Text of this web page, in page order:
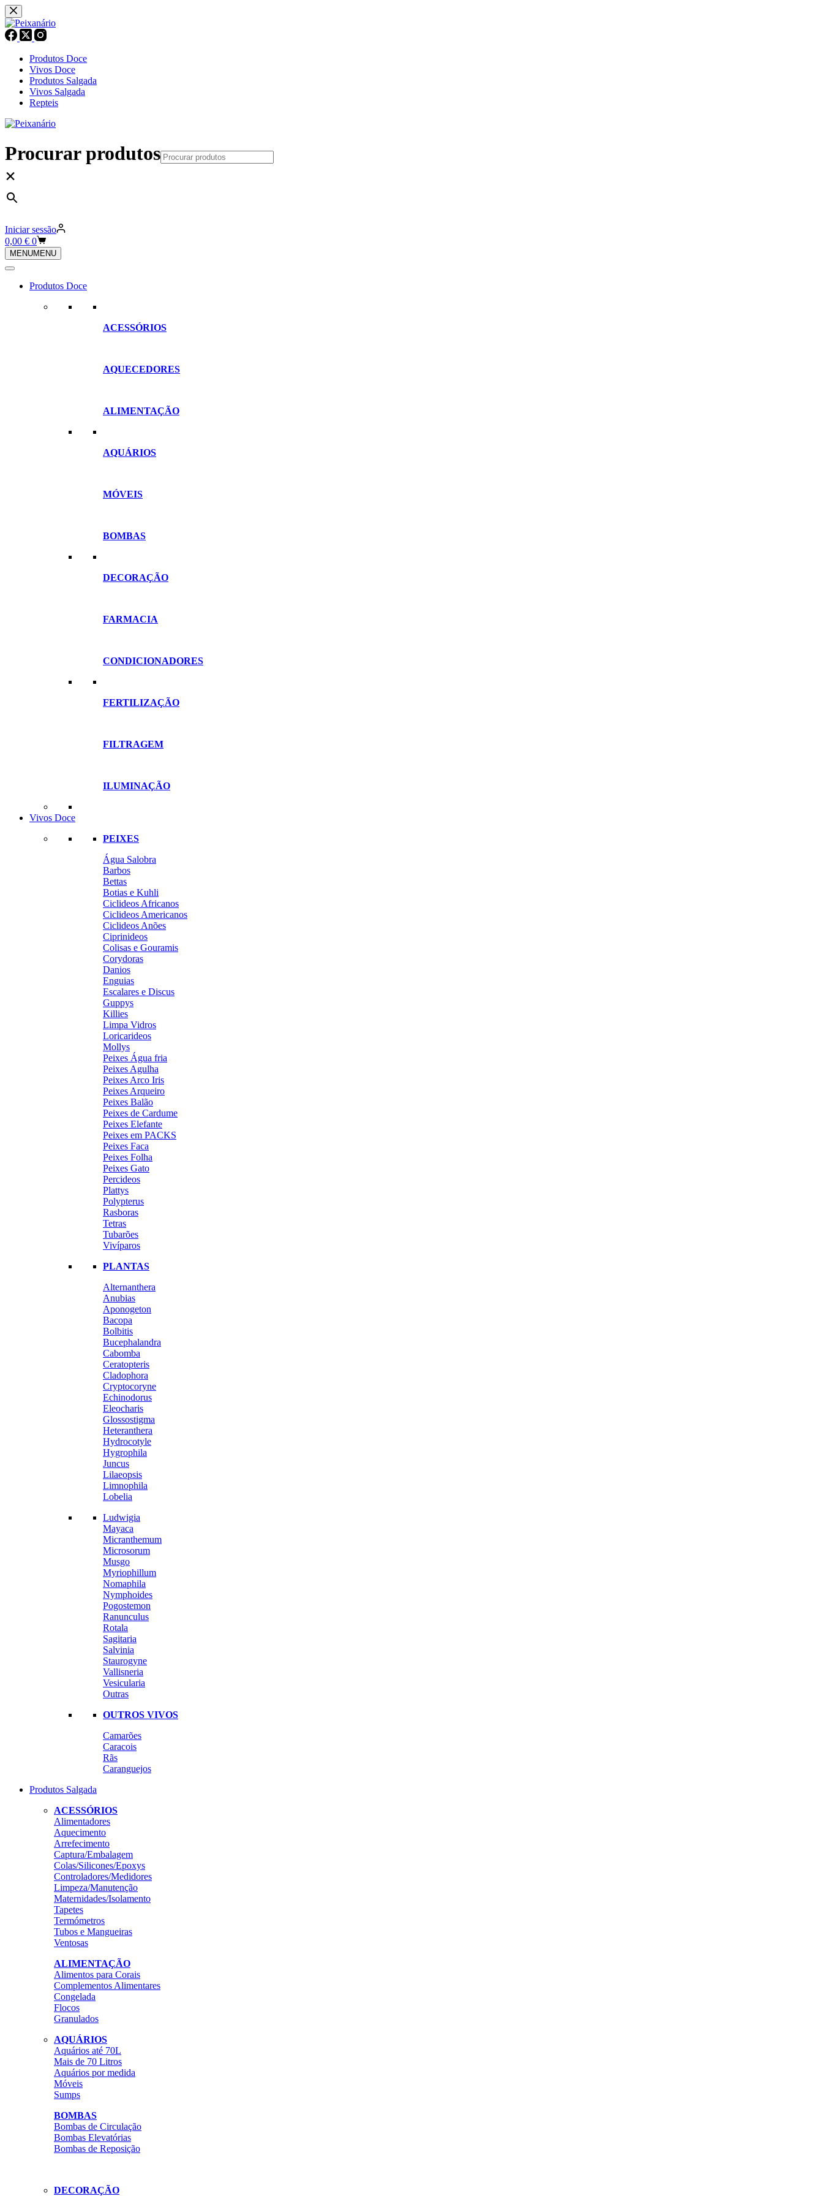
Pular
para
o
conteúdo
Produtos Doce
Vivos Doce
Produtos Salgada
Vivos Salgada
Repteis
Procurar produtos
×
Iniciar sessão
Carrinho
de
compras
0,00 € 0
MENUMENU
Produtos Doce
ACESSÓRIOS
AQUECEDORES
ALIMENTAÇÃO
AQUÁRIOS
MÓVEIS
BOMBAS
DECORAÇÃO
FARMACIA
CONDICIONADORES
FERTILIZAÇÃO
FILTRAGEM
ILUMINAÇÃO
Vivos Doce
PEIXES
Água Salobra
Barbos
Bettas
Botias e Kuhli
Ciclideos Africanos
Ciclideos Americanos
Ciclideos Anões
Ciprinideos
Colisas e Gouramis
Corydoras
Danios
Enguias
Escalares e Discus
Guppys
Killies
Limpa Vidros
Loricarideos
Mollys
Peixes Água fria
Peixes Agulha
Peixes Arco Iris
Peixes Arqueiro
Peixes Balão
Peixes de Cardume
Peixes Elefante
Peixes em PACKS
Peixes Faca
Peixes Folha
Peixes Gato
Percideos
Plattys
Polypterus
Rasboras
Tetras
Tubarões
Vivíparos
PLANTAS
Alternanthera
Anubias
Aponogeton
Bacopa
Bolbitis
Bucephalandra
Cabomba
Ceratopteris
Cladophora
Cryptocoryne
Echinodorus
Eleocharis
Glossostigma
Heteranthera
Hydrocotyle
Hygrophila
Juncus
Lilaeopsis
Limnophila
Lobelia
Ludwigia
Mayaca
Micranthemum
Microsorum
Musgo
Myriophillum
Nomaphila
Nymphoides
Pogostemon
Ranunculus
Rotala
Sagitaria
Salvinia
Staurogyne
Vallisneria
Vesicularia
Outras
OUTROS VIVOS
Camarões
Caracois
Rãs
Caranguejos
Produtos Salgada
ACESSÓRIOS
Alimentadores
Aquecimento
Arrefecimento
Captura/Embalagem
Colas/Silicones/Epoxys
Controladores/Medidores
Limpeza/Manutenção
Maternidades/Isolamento
Tapetes
Termómetros
Tubos e Mangueiras
Ventosas
ALIMENTAÇÃO
Alimentos para Corais
Complementos Alimentares
Congelada
Flocos
Granulados
AQUÁRIOS
Aquários até 70L
Mais de 70 Litros
Aquários por medida
Móveis
Sumps
BOMBAS
Bombas de Circulação
Bombas Elevatórias
Bombas de Reposição
DECORAÇÃO